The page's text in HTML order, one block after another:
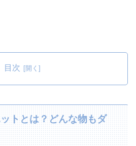
目次
トとは？どんな物もダ